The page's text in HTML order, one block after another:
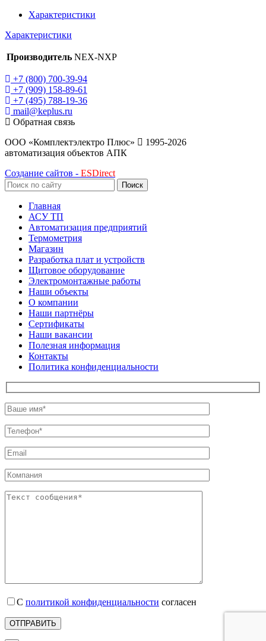
Характеристики
Характеристики
Производитель NEX-NXP
+7 (800) 700-39-94
+7 (909) 158-89-61
+7 (495) 788-19-36
mail@keplus.ru
Обратная связь
ООО «Комплектэлектро Плюс»
1995-2026
автоматизация объектов АПК
Создание сайтов - ESDirect
Поиск
Главная
АСУ ТП
Автоматизация предприятий
Термометрия
Магазин
Разработка плат и устройств
Щитовое оборудование
Электромонтажные работы
Наши объекты
О компании
Наши партнёры
Сертификаты
Наши вакансии
Полезная информация
Контакты
Политика конфиденциальности
С политикой конфиденциальности согласен